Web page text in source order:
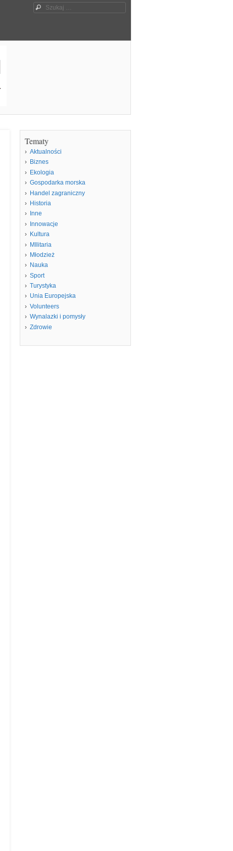
Szukaj
Tematy
Aktualności
Biznes
Ekologia
Gospodarka morska
Handel zagraniczny
Historia
Inne
Innowacje
Kultura
MIlitaria
Młodzież
Nauka
Sport
Turystyka
Unia Europejska
Volunteers
Wynalazki i pomysły
Zdrowie